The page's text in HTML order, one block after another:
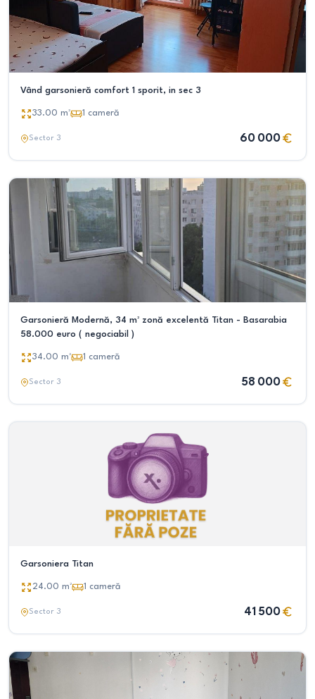
Vând garsonieră comfort 1 sporit, in sec 3
33.00 m² 1 cameră
Sector 3 60 000
Garsonieră Modernă, 34 m² zonă excelentă Titan - Basarabia
58.000 euro ( negociabil )
34.00 m² 1 cameră
Sector 3 58 000
Garsoniera Titan
24.00 m² 1 cameră
Sector 3 41 500